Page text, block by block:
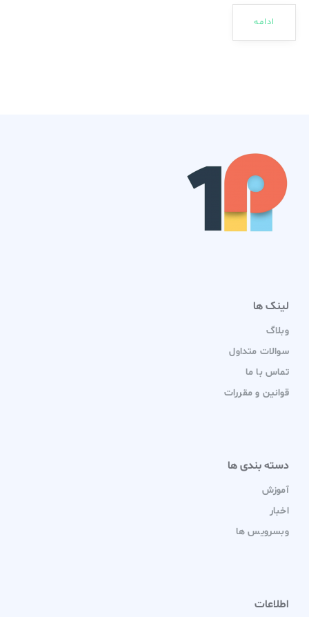
ادامه
لینک ها
وبلاگ
سوالات متداول
تماس با ما
قوانین و مقررات
دسته بندی ها
آموزش
اخبار
وبسرویس ها
اطلاعات